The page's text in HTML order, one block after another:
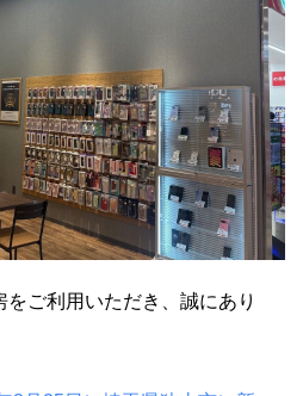
先生へ
情報
ご利用いただき、誠にあり